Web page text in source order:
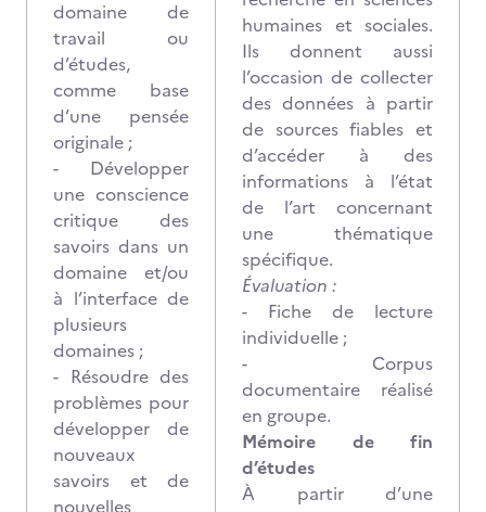
domaine de
travail ou
d’études,
comme base
d’une pensée
originale ;
- Développer
une conscience
critique des
savoirs dans un
domaine et/ou
à l’interface de
plusieurs
domaines ;
- Résoudre des
problèmes pour
développer de
nouveaux
savoirs et de
nouvelles
humaines et sociales.
Ils donnent aussi
l’occasion de collecter
des données à partir
de sources fiables et
d’accéder à des
informations à l’état
de l’art concernant
une thématique
spécifique.
Évaluation :
- Fiche de lecture
individuelle ;
- Corpus
documentaire réalisé
en groupe.
Mémoire de fin
d’études
À partir d’une